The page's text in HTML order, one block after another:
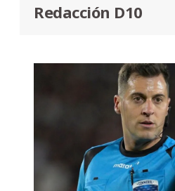
Redacción D10